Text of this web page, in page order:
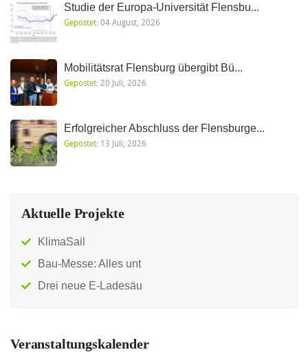
Studie der Europa-Universität Flensbu...
Gepostet:04 August, 2026
Mobilitätsrat Flensburg übergibt Bü...
Gepostet: 20 Juli, 2026
Erfolgreicher Abschluss der Flensburge...
Gepostet: 13 Juli, 2026
Aktuelle Projekte
KlimaSail
Bau-Messe: Alles unt
Drei neue E-Ladesäu
Veranstaltungskalender